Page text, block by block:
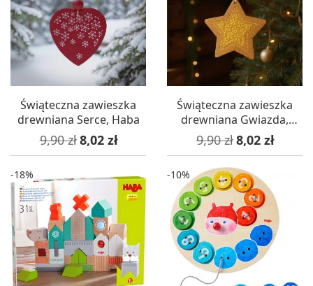
Świąteczna zawieszka
drewniana Serce, Haba
Cena podstawowa
9,90 zł Cena
8,02 zł
Świąteczna zawieszka
drewniana Gwiazda,
Haba
Cena podstawowa
9,90 zł Cena
8,02 zł
-18% -10%